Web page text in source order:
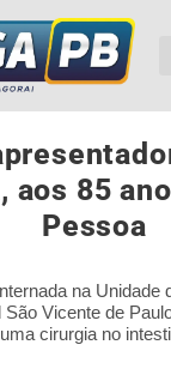
aos 85
Pessoa
na Unidade
São Vicente de
cirurgia no